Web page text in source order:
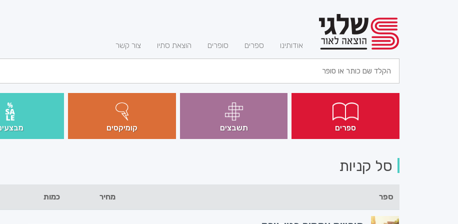
אודותינו ספרים סופרים הוצאת סתיו צור קשר
ספרים תשבצים קומיקסים
סל קניות
ספר מחיר כמות